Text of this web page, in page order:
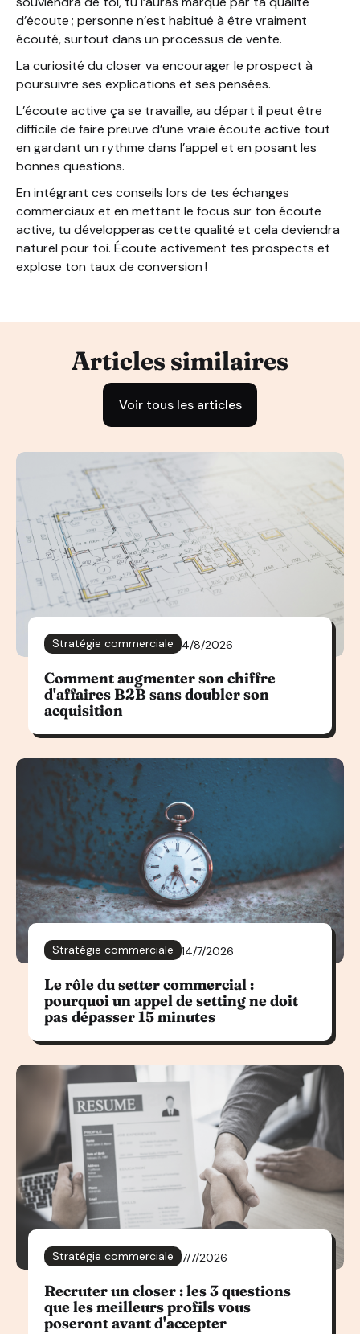
d’écoute ; personne n’est habitué à être vraiment
écouté, surtout dans un processus de vente.
La curiosité du closer va encourager le prospect à
poursuivre ses explications et ses pensées.
L’écoute active ça se travaille, au départ il peut être
difficile de faire preuve d’une vraie écoute active tout
en gardant un rythme dans l’appel et en posant les
bonnes questions.
En intégrant ces conseils lors de tes échanges
commerciaux et en mettant le focus sur ton écoute
active, tu développeras cette qualité et cela deviendra
naturel pour toi. Écoute activement tes prospects et
explose ton taux de conversion !
Articles similaires
Voir tous les articles
Stratégie commerciale 4/8/2026
Comment augmenter son chiffre
d'affaires B2B sans doubler son
acquisition
Stratégie commerciale 14/7/2026
Le rôle du setter commercial :
pourquoi un appel de setting ne doit
pas dépasser 15 minutes
Stratégie commerciale 7/7/2026
Recruter un closer : les 3 questions
que les meilleurs profils vous
poseront avant d'accepter